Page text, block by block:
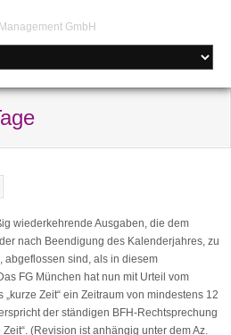
wiederkehrende Ausgaben, die dem
nach Beendigung des Kalenderjahres, zu
abgeflossen sind, als in diesem
FG München hat nun mit Urteil vom
Zeit“ ein Zeitraum von mindestens 12
der ständigen BFH-Rechtsprechung
(Revision ist anhängig unter dem Az.